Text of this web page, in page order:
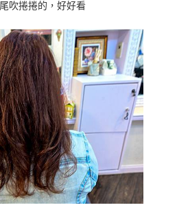
吹捲捲的，好好看